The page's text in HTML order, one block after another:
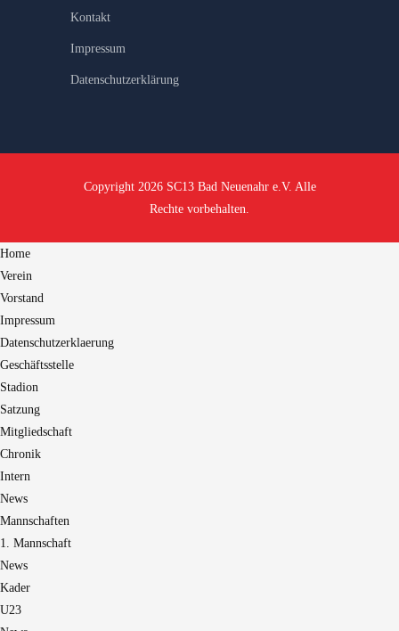
Kontakt
Impressum
Datenschutzerklärung
Copyright 2026 SC13 Bad Neuenahr e.V. Alle
Rechte vorbehalten.
Home
Verein
Vorstand
Impressum
Datenschutzerklaerung
Geschäftsstelle
Stadion
Satzung
Mitgliedschaft
Chronik
Intern
News
Mannschaften
1. Mannschaft
News
Kader
U23